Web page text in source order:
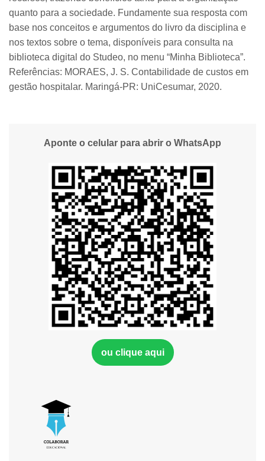
quanto para a sociedade. Fundamente sua resposta com
base nos conceitos e argumentos do livro da disciplina e
nos textos sobre o tema, disponíveis para consulta na
biblioteca digital do Studeo, no menu “Minha Biblioteca”.
Referências: MORAES, J. S. Contabilidade de custos em
gestão hospitalar. Maringá-PR: UniCesumar, 2020.
Aponte o celular para abrir o WhatsApp
ou clique aqui